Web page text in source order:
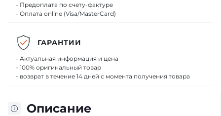
Описание
- Предоплата по счету-фактуре
- Оплата online (Visa/MasterCard)
ГАРАНТИИ
- Актуальная информация и цена
- 100% оригинальный товар
- возврат в течение 14 дней с момента получения товара